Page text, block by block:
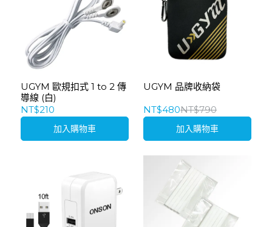
UGYM 歐規扣式 1 to 2 傳
導線 (白)
NT$210
加入購物車
UGYM 品牌收納袋
NT$480NT$790
加入購物車